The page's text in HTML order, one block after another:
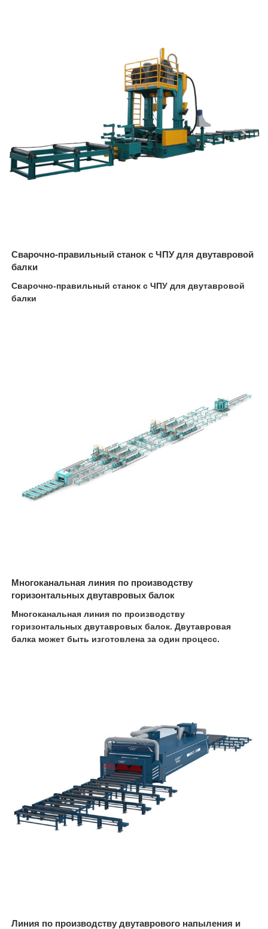
Сварочно-правильный станок с ЧПУ для двутавровой
балки
Сварочно-правильный станок с ЧПУ для двутавровой
балки
Многоканальная линия по производству
горизонтальных двутавровых балок
Многоканальная линия по производству
горизонтальных двутавровых балок. Двутавровая
балка может быть изготовлена за один процесс.
Линия по производству двутаврового напыления и